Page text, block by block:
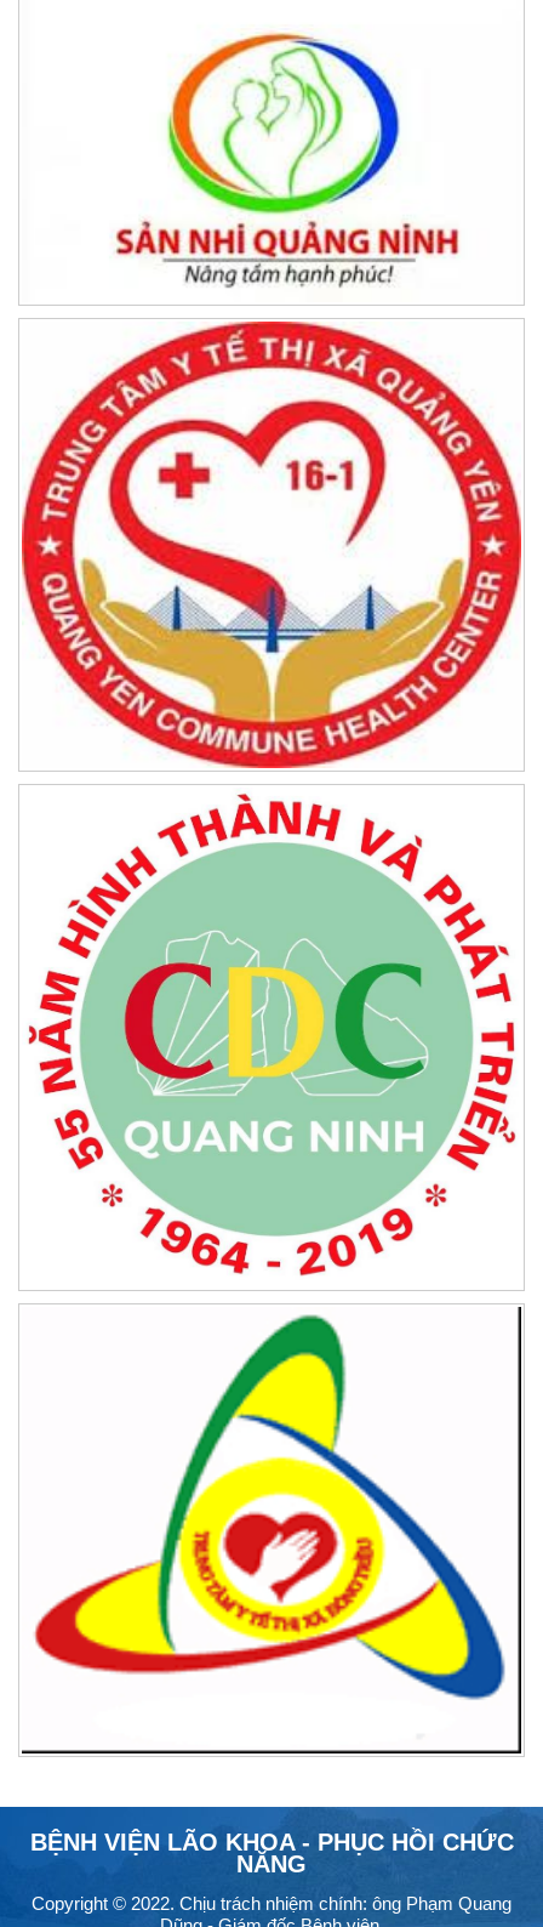
BỆNH VIỆN LÃO KHOA - PHỤC HỒI CHỨC
NĂNG
Copyright © 2022. Chịu trách nhiệm chính: ông Phạm Quang